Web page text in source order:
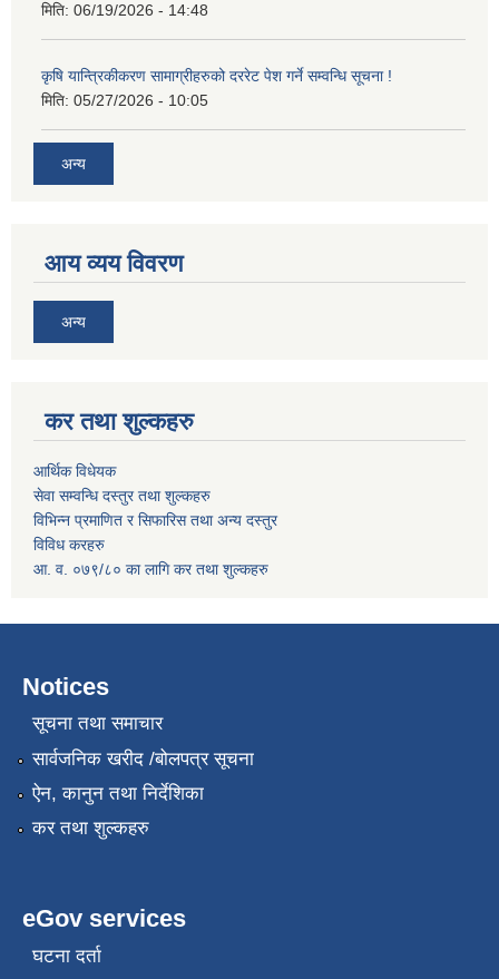
मिति: 06/19/2026 - 14:48
कृषि यान्त्रिकीकरण सामाग्रीहरुको दररेट पेश गर्ने सम्वन्धि सूचना !
मिति: 05/27/2026 - 10:05
अन्य
आय व्यय विवरण
अन्य
कर तथा शुल्कहरु
आर्थिक विधेयक
सेवा सम्वन्धि दस्तुर तथा शुल्कहरु
विभिन्न प्रमाणित र सिफारिस तथा अन्य दस्तुर
विविध करहरु
आ. व. ०७९/८० का लागि कर तथा शुल्कहरु
Notices
सूचना तथा समाचार
सार्वजनिक खरीद /बोलपत्र सूचना
ऐन, कानुन तथा निर्देशिका
कर तथा शुल्कहरु
eGov services
घटना दर्ता